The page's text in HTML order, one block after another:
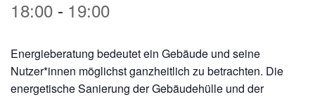
18:00 - 19:00
Energieberatung bedeutet ein Gebäude und seine
Nutzer*innen möglichst ganzheitlich zu betrachten. Die
energetische Sanierung der Gebäudehülle und der